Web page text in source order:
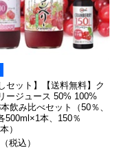
セット】【送料無料】ク
ージュース 50% 100%
飲み比べセット（50％、
500ml×1本、150％
）
税込）